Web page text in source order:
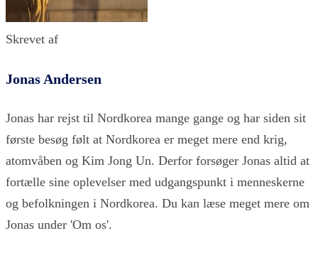
Skrevet af
Jonas Andersen
Jonas har rejst til Nordkorea mange gange og har siden sit
første besøg følt at Nordkorea er meget mere end krig,
atomvåben og Kim Jong Un. Derfor forsøger Jonas altid at
fortælle sine oplevelser med udgangspunkt i menneskerne
og befolkningen i Nordkorea. Du kan læse meget mere om
Jonas under 'Om os'.